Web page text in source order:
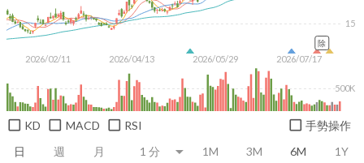
日 週 月 1M 3M 6M 1Y
2026/02/11 2026/04/13 2026/05/29 2026/07/17
15
500K
除
KD MACD RSI 手勢操作